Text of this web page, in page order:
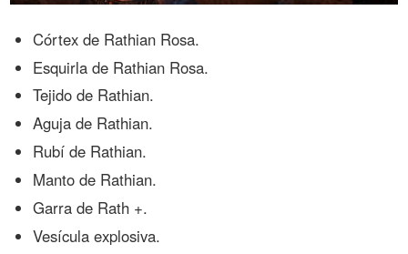
Córtex de Rathian Rosa.
Esquirla de Rathian Rosa.
Tejido de Rathian.
Aguja de Rathian.
Rubí de Rathian.
Manto de Rathian.
Garra de Rath +.
Vesícula explosiva.